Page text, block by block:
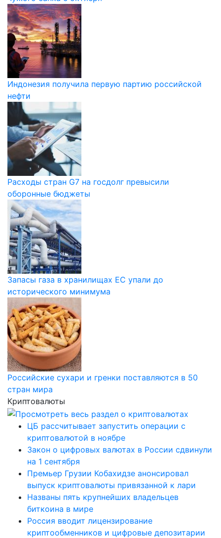
Индонезия получила первую партию российской
нефти
Расходы стран G7 на госдолг превысили
оборонные бюджеты
Запасы газа в хранилищах ЕС упали до
исторического минимума
Российские сухари и гренки поставляются в 50
стран мира
Криптовалюты
ЦБ рассчитывает запустить операции с
криптовалютой в ноябре
Закон о цифровых валютах в России сдвинули
на 1 сентября
Премьер Грузии Кобахидзе анонсировал
выпуск криптовалюты привязанной к лари
Названы пять крупнейших владельцев
биткоина в мире
Россия вводит лицензирование
криптообменников и цифровые депозитарии